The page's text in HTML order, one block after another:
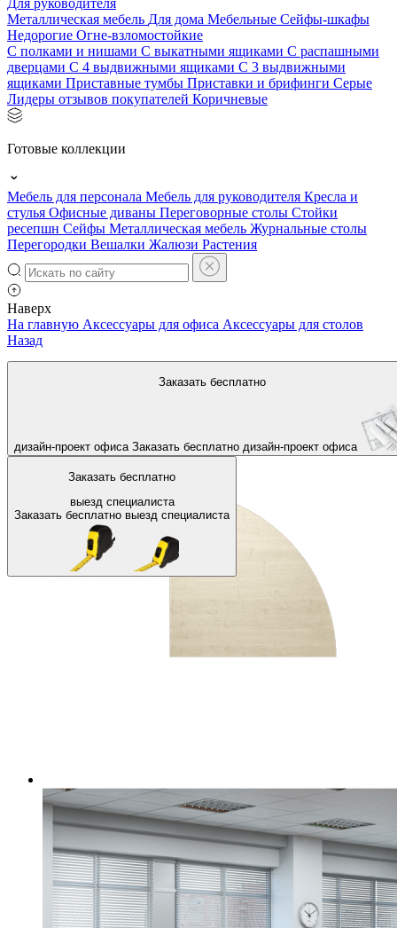
Для руководителя
Металлическая мебель Для дома Мебельные Сейфы-шкафы
Недорогие Огне-взломостойкие
С полками и нишами С выкатными ящиками С распашными
дверцами С 4 выдвижными ящиками С 3 выдвижными
ящиками Приставные тумбы Приставки и брифинги Серые
Лидеры отзывов покупателей Коричневые
Готовые коллекции
Мебель для персонала Мебель для руководителя Кресла и
стулья Офисные диваны Переговорные столы Стойки
ресепшн Сейфы Металлическая мебель Журнальные столы
Перегородки Вешалки Жалюзи Растения
Наверх
Заказать бесплатно
дизайн-проект офиса Заказать бесплатно дизайн-проект офиса
Заказать бесплатно
выезд специалиста
Заказать бесплатно выезд специалиста
На главную Аксессуары для офиса Аксессуары для столов
Назад